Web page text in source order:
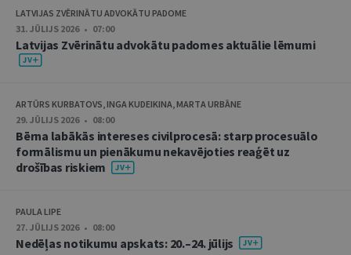
LATVIJAS ZVĒRINĀTU ADVOKĀTU PADOME
31. JŪLIJS 2026 • 07:00
Latvijas Zvērinātu advokātu padomes aktuālie lēmumi
ARTŪRS KURBATOVS, INGA KUDEIKINA, MARTA URBĀNE
29. JŪLIJS 2026 • 08:00
Bērna labākās intereses civilprocesā: starp procesuālo
formālismu un pienākumu nekavējoties reaģēt uz
drošības riskiem
PAULA LIPE
27. JŪLIJS 2026 • 08:00
Nedēļas notikumu apskats: 20.–24. jūlijs